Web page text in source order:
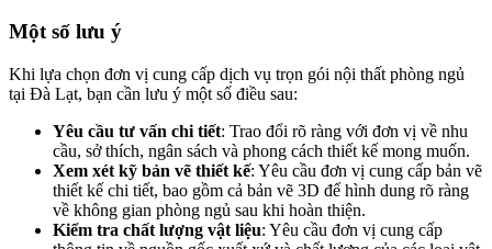
Một số lưu ý
Khi lựa chọn đơn vị cung cấp dịch vụ trọn gói nội thất phòng ngủ
tại Đà Lạt, bạn cần lưu ý một số điều sau:
Yêu cầu tư vấn chi tiết: Trao đổi rõ ràng với đơn vị về nhu
cầu, sở thích, ngân sách và phong cách thiết kế mong muốn.
Xem xét kỹ bản vẽ thiết kế: Yêu cầu đơn vị cung cấp bản vẽ
thiết kế chi tiết, bao gồm cả bản vẽ 3D để hình dung rõ ràng
về không gian phòng ngủ sau khi hoàn thiện.
Kiểm tra chất lượng vật liệu: Yêu cầu đơn vị cung cấp